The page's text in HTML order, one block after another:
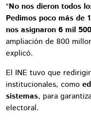
“No nos dieron todos
Pedimos poco más de
nos asignaron 6 mil
ampliación de 800
explicó.
El INE tuvo que
institucionales, como
sistemas, para
electoral.